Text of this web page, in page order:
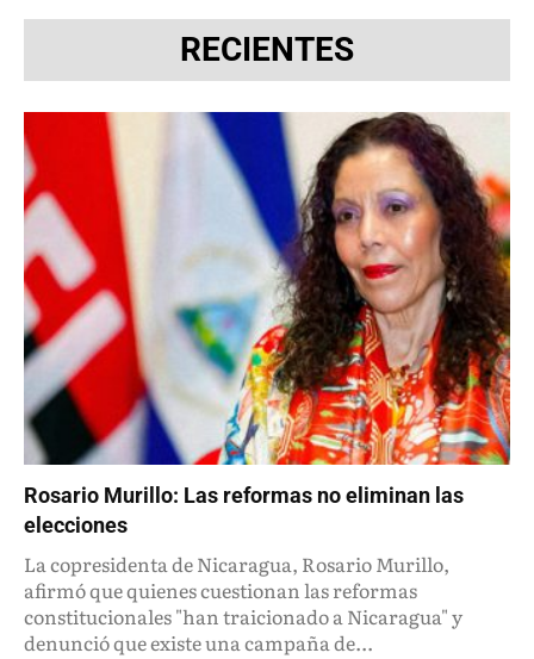
RECIENTES
Rosario Murillo: Las reformas no eliminan las
elecciones
La copresidenta de Nicaragua, Rosario Murillo,
afirmó que quienes cuestionan las reformas
constitucionales "han traicionado a Nicaragua" y
denunció que existe una campaña de...